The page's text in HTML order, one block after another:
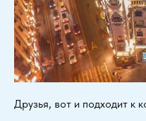
Друзья, вот и подходит к